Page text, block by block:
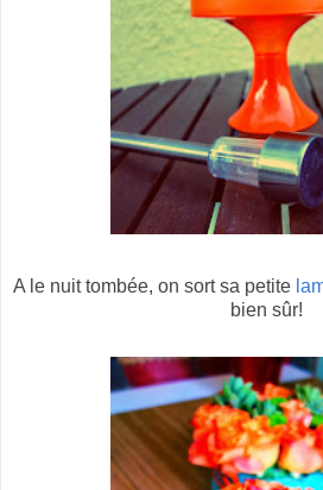
A le nuit tombée, on sort sa petite
bien sûr!